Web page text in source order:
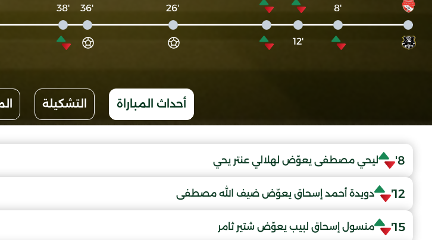
'8
'12
'26
'36
'38
أحداث المباراة التشكيلة
8' ليحي مصطفى يعوّض لهلالي عنتر يحي
12' دويدة أحمد إسحاق يعوّض ضيف الله مصطفى
15' منسول إسحاق لبيب يعوّض شتير ثامر